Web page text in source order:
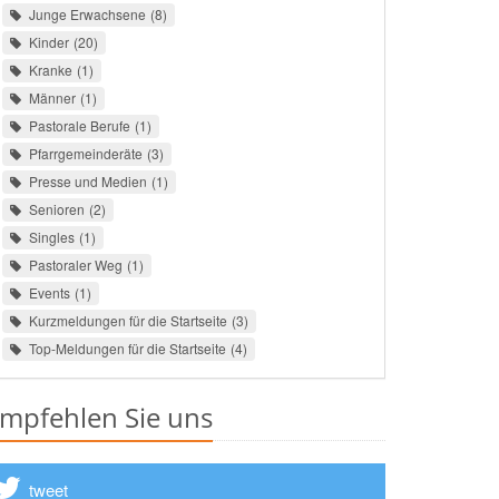
Junge Erwachsene 8
Kinder 20
Kranke 1
Männer 1
Pastorale Berufe 1
Pfarrgemeinderäte 3
Presse und Medien 1
Senioren 2
Singles 1
Pastoraler Weg 1
Events 1
Kurzmeldungen für die Startseite 3
Top-Meldungen für die Startseite 4
Sie uns
tweet